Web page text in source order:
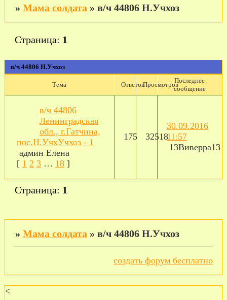
» Мама солдата » в/ч 44806 Н.Учхоз
в/ч 44806 Н.Учхоз
Страница: 1
Тема ОтветовПросмотров
Последнее
сообщение
в/ч 44806
Ленинградская
обл., г.Гатчина,
пос.Н.УчхУчхоз - 1
админ Елена
[ 1 2 3 … 18 ]
175 32518
30.09.2016
11:57
13Виверра13
Страница: 1
» Мама солдата » в/ч 44806 Н.Учхоз
создать форум бесплатно
<